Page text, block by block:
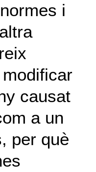
i
modificar
causat
a un
per què